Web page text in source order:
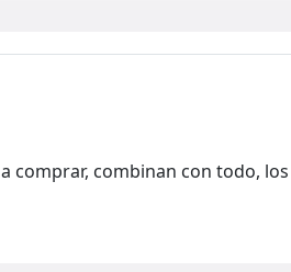
comprar, combinan con todo,